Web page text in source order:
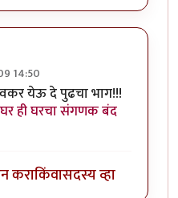
14:50
येऊ दे पुढचा भाग!!!
ही घरचा संगणक बंद
कराकिंवासदस्य व्हा